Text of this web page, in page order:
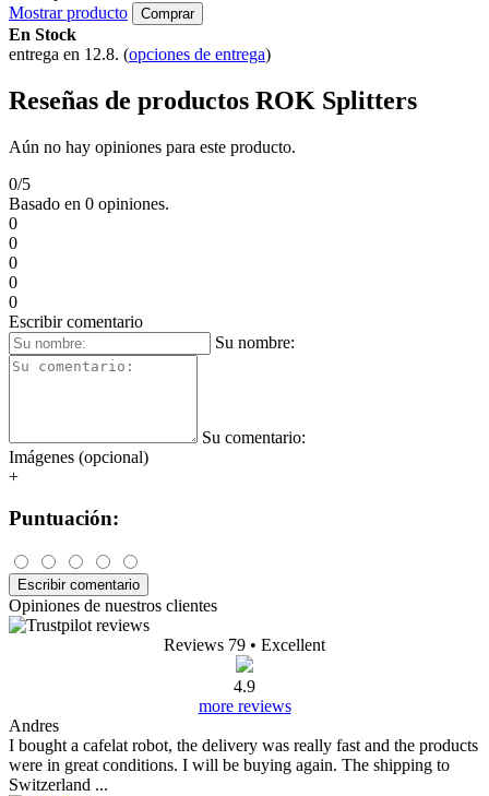
Mostrar producto
Comprar
En Stock
entrega en 12.8. (opciones de entrega)
Reseñas de productos ROK Splitters
Aún no hay opiniones para este producto.
0/5
Basado en 0 opiniones.
0
0
0
0
0
Escribir comentario
Su nombre:
Su comentario:
Imágenes (opcional)
+
Puntuación:
Escribir comentario
Opiniones de nuestros clientes
Reviews 79 • Excellent
4.9
more reviews
Andres
I bought a cafelat robot, the delivery was really fast and the products
were in great conditions. I will be buying again. The shipping to
Switzerland ...